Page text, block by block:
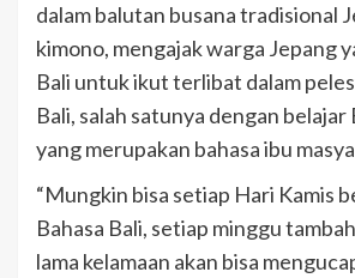
dalam balutan busana tradisional
kimono, mengajak warga Jepang
Bali untuk ikut terlibat dalam
Bali, salah satunya dengan belajar
yang merupakan bahasa ibu
“Mungkin bisa setiap Hari Kamis
Bahasa Bali, setiap minggu
lama kelamaan akan bisa